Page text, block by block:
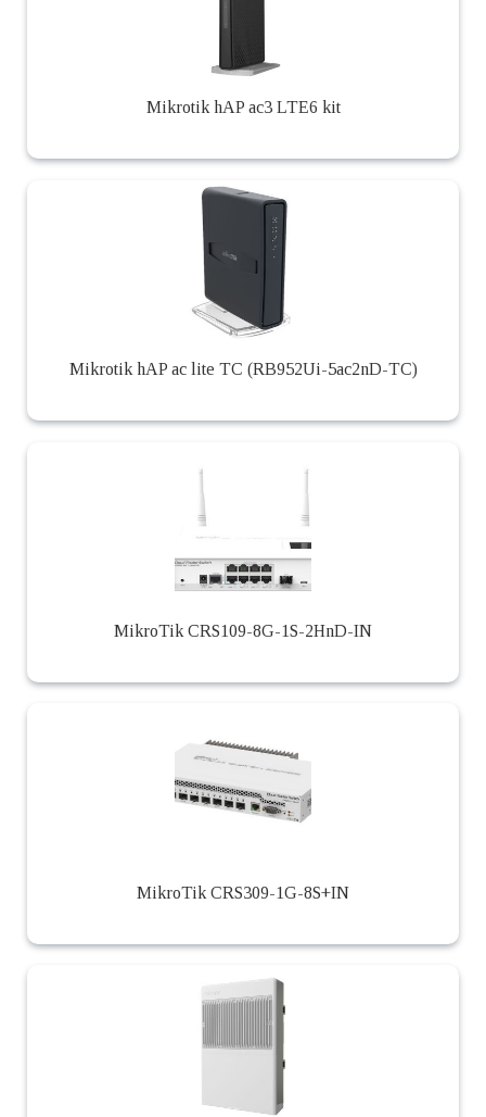
Mikrotik hAP ac3 LTE6 kit
Mikrotik hAP ac lite TC (RB952Ui-5ac2nD-TC)
MikroTik CRS109-8G-1S-2HnD-IN
MikroTik CRS309-1G-8S+IN